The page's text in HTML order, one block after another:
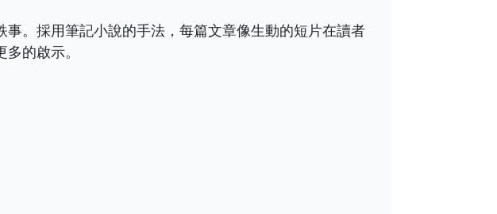
。採用筆記小說的手法，每篇文章像生動的短片在讀者
的啟示。